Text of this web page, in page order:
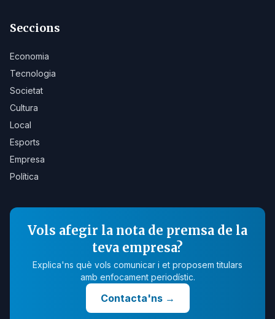
Seccions
Economia
Tecnologia
Societat
Cultura
Local
Esports
Empresa
Política
Vols afegir la nota de premsa de la
teva empresa?
Explica'ns què vols comunicar i et proposem titulars
amb enfocament periodístic.
Contacta'ns→